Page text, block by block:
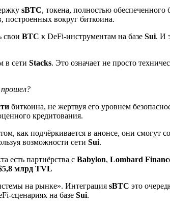
sBTC, токена, полностью обеспеченного
построенных вокруг биткоина.
свои BTC к DeFi-инструментам на базе Sui. И
в сети Stacks. Это означает не просто
биткоина, не жертвуя его уровнем
кредитования.
как подчёркивается в анонсе, они смогут
возможности сети Sui.
есть партнёрства с Babylon, Lombard
млрд TVL
на рынке». Интеграция sBTC это
сценариях на базе Sui.